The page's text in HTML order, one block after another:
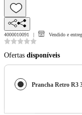
4000010091 Vendido e
Ofertas disponíveis